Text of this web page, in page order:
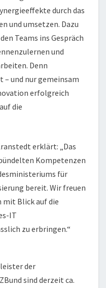
durch das
und umsetzen. Dazu
Teams ins Gespräch
und
Denn
und nur gemeinsam
erfolgreich
die
erklärt: „Das
Kompetenzen
für
bereit. Wir freuen
mit Blick auf die
IT
zu erbringen.“
der
sind derzeit ca.